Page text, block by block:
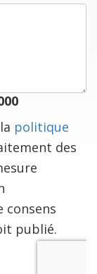
politique
des
consens
publié.